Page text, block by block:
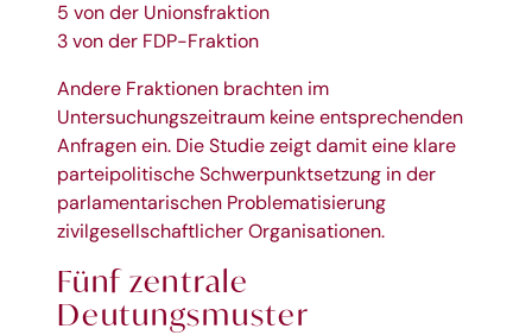
5 von der Unionsfraktion
3 von der FDP-Fraktion
Andere Fraktionen brachten im
Untersuchungszeitraum keine entsprechenden
Anfragen ein. Die Studie zeigt damit eine klare
parteipolitische Schwerpunktsetzung in der
parlamentarischen Problematisierung
zivilgesellschaftlicher Organisationen.
Fünf zentrale
Deutungsmuster